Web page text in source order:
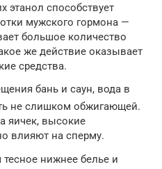
этанол способствует
мужского гормона —
большое количество
же действие оказывает
средства.
бань и саун, вода в
не слишком обжигающей.
яичек, высокие
влияют на сперму.
нижнее белье и